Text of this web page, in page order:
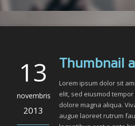
13
novembris
2013
Thumbnail
Lorem ipsum dolor sit
elit, sed eiusmod
dolore magna aliqua.
augue laoreet rutrum